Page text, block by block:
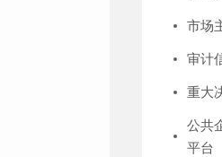
市场
审计
重大
公共
平台